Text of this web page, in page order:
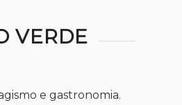
VERDE
e gastronomia.